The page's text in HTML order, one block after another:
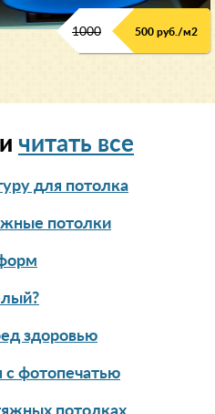
1000 500 руб./м2
читать все
для потолка
потолки
здоровью
с фотопечатью